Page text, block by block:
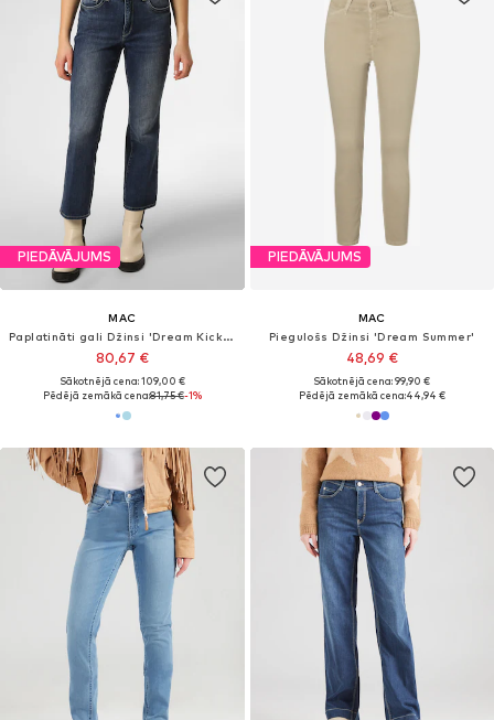
PIEDĀVĀJUMS
MAC
Paplatināti gali Džinsi 'Dream Kick Authentic'
80,67 €
Sākotnējā cena: 109,00 €
Pēdējā zemākā cena:81,75 €-1%
PIEDĀVĀJUMS
MAC
Piegulošs Džinsi 'Dream Summer'
48,69 €
Sākotnējā cena: 99,90 €
Pēdējā zemākā cena:44,94 €